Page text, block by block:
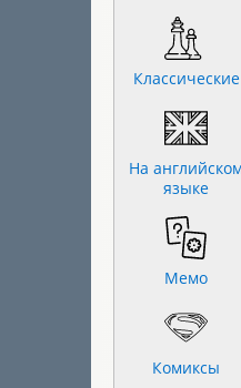
Классические
На английском
языке
Мемо
Комиксы